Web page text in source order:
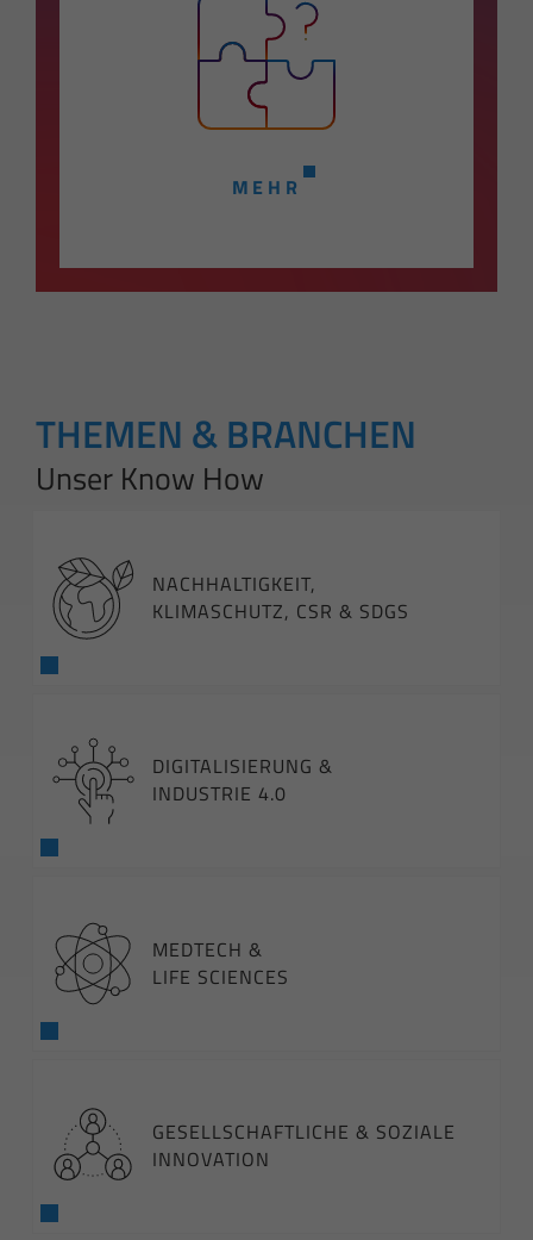
MEHR
THEMEN & BRANCHEN
Unser Know How
NACHHALTIGKEIT,
KLIMASCHUTZ, CSR & SDGS
DIGITALISIERUNG &
INDUSTRIE 4.0
MEDTECH &
LIFE SCIENCES
GESELLSCHAFTLICHE & SOZIALE
INNOVATION